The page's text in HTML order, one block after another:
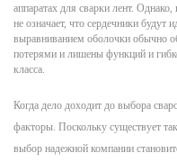
аппаратах для сварки лент.
не означает, что сердечники
выравниванием оболочки обычно
потерями и лишены функций и
класса.
Когда дело доходит до выбора
факторы. Поскольку существует
выбор надежной компании